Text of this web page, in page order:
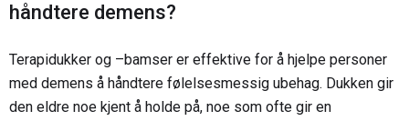
håndtere demens?
Terapidukker og –bamser er effektive for å hjelpe personer
med demens å håndtere følelsesmessig ubehag. Dukken gir
den eldre noe kjent å holde på, noe som ofte gir en